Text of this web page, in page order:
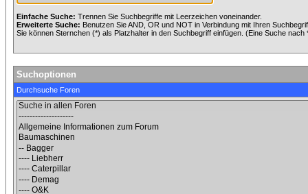
Einfache Suche: Trennen Sie Suchbegriffe mit Leerzeichen voneinander.
Erweiterte Suche: Benutzen Sie AND, OR und NOT in Verbindung mit Ihren
Sie können Sternchen (*) als Platzhalter in den Suchbegriff einfügen. (Eine Suche
Suchoptionen
Durchsuche Foren